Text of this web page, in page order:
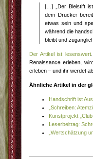
[…] „Der Bleistift
dem Drucker
etwas sein und
während die
bleibt und
Der Artikel ist lesenswert
Renaissance erleben,
erleben – und ihr werdet
Ähnliche Artikel in der
Handschrift ist
„Schreiben:
Kunstprojekt
Leserbeitrag:
„Wertschätzung